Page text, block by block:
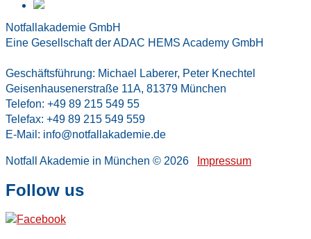
Notfallakademie GmbH
Eine Gesellschaft der ADAC HEMS Academy GmbH
Geschäftsführung: Michael Laberer, Peter Knechtel
Geisenhausenerstraße 11A, 81379 München
Telefon: +49 89 215 549 55
Telefax: +49 89 215 549 559
E-Mail: info@notfallakademie.de
Notfall Akademie in München © 2026 Impressum
Follow us